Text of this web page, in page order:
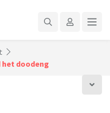
doodeng